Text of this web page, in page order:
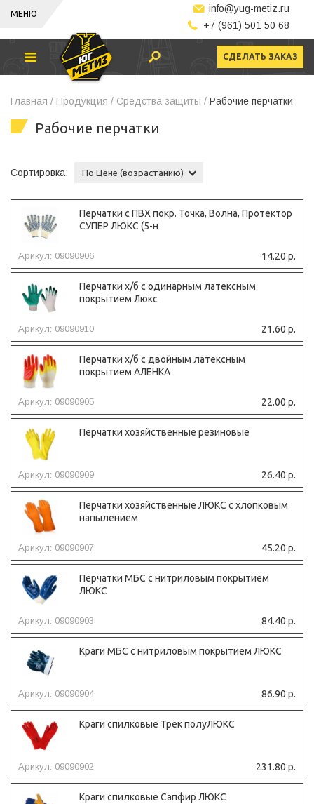
МЕНЮ
info@yug-metiz.ru
+7 (961) 501 50 68
СДЕЛАТЬ ЗАКАЗ
Главная / Продукция / Средства защиты / Рабочие перчатки
Рабочие перчатки
Сортировка: По Цене (возрастанию)
Перчатки с ПВХ покр. Точка, Волна, Протектор
СУПЕР ЛЮКС (5-н
Арикул: 09090906 14.20 р.
Перчатки х/б с одинарным латексным
покрытием Люкс
Арикул: 09090910 21.60 р.
Перчатки х/б с двойным латексным
покрытием АЛЕНКА
Арикул: 09090905 22.00 р.
Перчатки хозяйственные резиновые
Арикул: 09090909 26.40 р.
Перчатки хозяйственные ЛЮКС с хлопковым
напылением
Арикул: 09090907 45.20 р.
Перчатки МБС с нитриловым покрытием
ЛЮКС
Арикул: 09090903 84.40 р.
Краги МБС с нитриловым покрытием ЛЮКС
Арикул: 09090904 86.90 р.
Краги спилковые Трек полуЛЮКС
Арикул: 09090902 231.80 р.
Краги спилковые Сапфир ЛЮКС